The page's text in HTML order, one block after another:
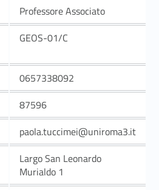
Professore Associato
GEOS-01/C
0657338092
87596
paola.tuccimei@uniroma3.it
Largo San Leonardo
Murialdo 1